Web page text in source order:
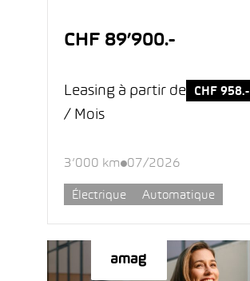
CHF 89’900.-
Leasing à partir de CHF 958.-
/ Mois
3’000 km 07/2026
Électrique Automatique